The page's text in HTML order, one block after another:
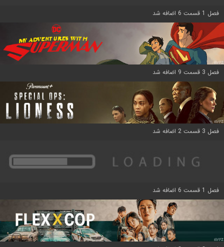
فصل 1 قسمت 6 اضافه شد
فصل 3 قسمت 9 اضافه شد
فصل 3 قسمت 2 اضافه شد
فصل 1 قسمت 6 اضافه شد